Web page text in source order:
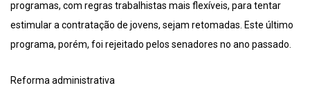
programas, com regras trabalhistas mais flexíveis, para tentar
estimular a contratação de jovens, sejam retomadas. Este último
programa, porém, foi rejeitado pelos senadores no ano passado.
Reforma administrativa